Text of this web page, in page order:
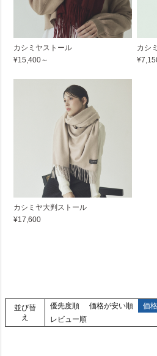
カシミヤストール
¥15,400～
カシ
カシミヤ大判ストール
¥17,600
並び替
え
優先度順 価格が安い順 価
レビュー順